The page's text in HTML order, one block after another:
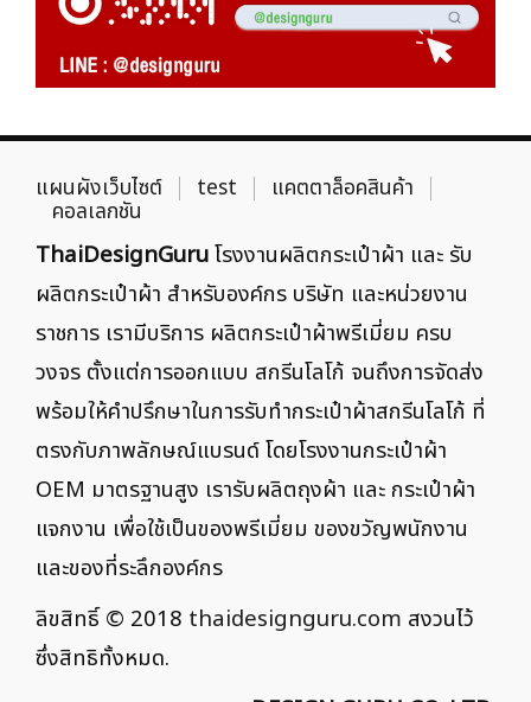
แผนผังเว็บไซต์ test แคตตาล็อคสินค้า
คอลเลกชัน
ThaiDesignGuruโรงงานผลิตกระเป๋าผ้า และ รับ
ผลิตกระเป๋าผ้า สำหรับองค์กร บริษัท และหน่วยงาน
ราชการ เรามีบริการ ผลิตกระเป๋าผ้าพรีเมี่ยม ครบ
วงจร ตั้งแต่การออกแบบ สกรีนโลโก้ จนถึงการจัดส่ง
พร้อมให้คำปรึกษาในการรับทำกระเป๋าผ้าสกรีนโลโก้ ที่
ตรงกับภาพลักษณ์แบรนด์ โดยโรงงานกระเป๋าผ้า
OEM มาตรฐานสูง เรารับผลิตถุงผ้า และ กระเป๋าผ้า
แจกงาน เพื่อใช้เป็นของพรีเมี่ยม ของขวัญพนักงาน
และของที่ระลึกองค์กร
ลิขสิทธิ์ © 2018 thaidesignguru.com สงวนไว้
ซึ่งสิทธิทั้งหมด.